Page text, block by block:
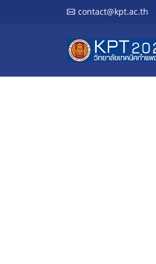
contact@kpt.ac.th